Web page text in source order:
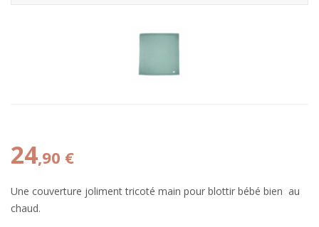
24,90 €
Une couverture joliment tricoté main pour blottir bébé bien au
chaud.